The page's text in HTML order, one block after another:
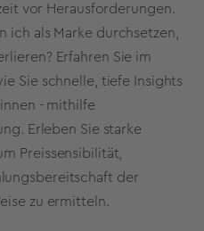
vor Herausforderungen.
ich als Marke durchsetzen,
Erfahren Sie im
Sie schnelle, tiefe Insights
- mithilfe
Erleben Sie starke
Preissensibilität,
der
zu ermitteln.